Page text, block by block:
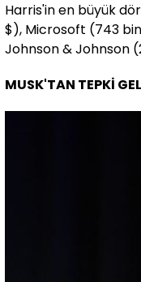
Harris'in en büyük
$), Microsoft (743
Johnson & Johnson
MUSK'TAN TEPKİ